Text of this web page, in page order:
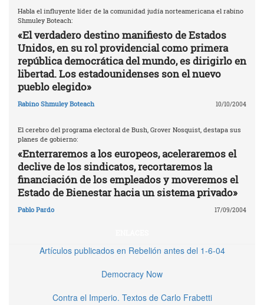
Habla el influyente líder de la comunidad judía norteamericana el rabino
Shmuley Boteach:
«El verdadero destino manifiesto de Estados
Unidos, en su rol providencial como primera
república democrática del mundo, es dirigirlo en
libertad. Los estadounidenses son el nuevo
pueblo elegido»
Rabino Shmuley Boteach 10/10/2004
El cerebro del programa electoral de Bush, Grover Nosquist, destapa sus
planes de gobierno:
«Enterraremos a los europeos, aceleraremos el
declive de los sindicatos, recortaremos la
financiación de los empleados y moveremos el
Estado de Bienestar hacia un sistema privado»
Pablo Pardo 17/09/2004
Artículos publicados en Rebelión antes del 1-6-04
Democracy Now
Contra el Imperio. Textos de Carlo Frabetti